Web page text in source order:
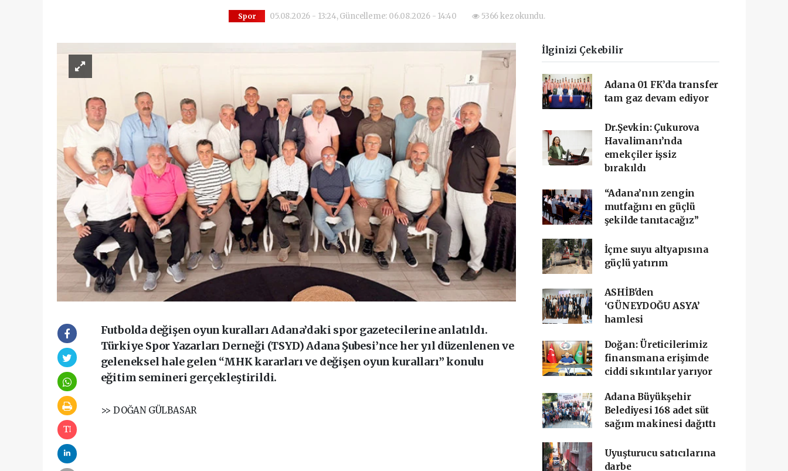
Spor 05.08.2026 - 13:24, Güncelleme: 06.08.2026 - 14:40 5366 kez okundu.
Futbolda değişen oyun kuralları Adana’daki spor gazetecilerine anlatıldı.
Türkiye Spor Yazarları Derneği (TSYD) Adana Şubesi’nce her yıl düzenlenen ve
geleneksel hale gelen “MHK kararları ve değişen oyun kuralları” konulu
eğitim semineri gerçekleştirildi.
>> DOĞAN GÜLBASAR
İlginizi Çekebilir
Adana 01 FK’da transfer
tam gaz devam ediyor
Dr.Şevkin: Çukurova
Havalimanı’nda
emekçiler işsiz
bırakıldı
“Adana’nın zengin
mutfağını en güçlü
şekilde tanıtacağız”
İçme suyu altyapısına
güçlü yatırım
ASHİB'den
‘GÜNEYDOĞU ASYA’
hamlesi
Doğan: Üreticilerimiz
finansmana erişimde
ciddi sıkıntılar yarıyor
Adana Büyükşehir
Belediyesi 168 adet süt
sağım makinesi dağıttı
Uyuşturucu satıcılarına
darbe